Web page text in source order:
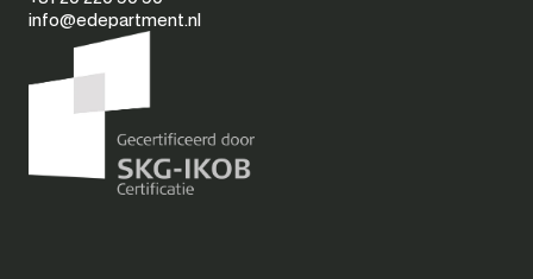
info@edepartment.nl